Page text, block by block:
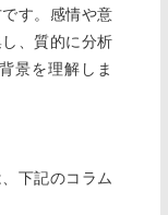
す。感情や意
、質的に分析
景を理解しま
下記のコラム